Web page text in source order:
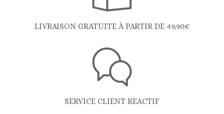
LIVRAISON GRATUITE À PARTIR DE 49,90€
SERVICE CLIENT REACTIF